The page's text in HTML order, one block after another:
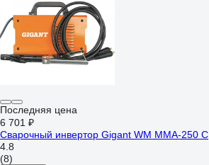
Последняя цена
6 701 ₽
Сварочный инвертор Gigant WM MMA-250 C
4.8
(8)